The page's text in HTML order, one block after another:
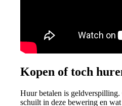
Kopen of toch
Huur betalen is
schuilt in deze bewering en